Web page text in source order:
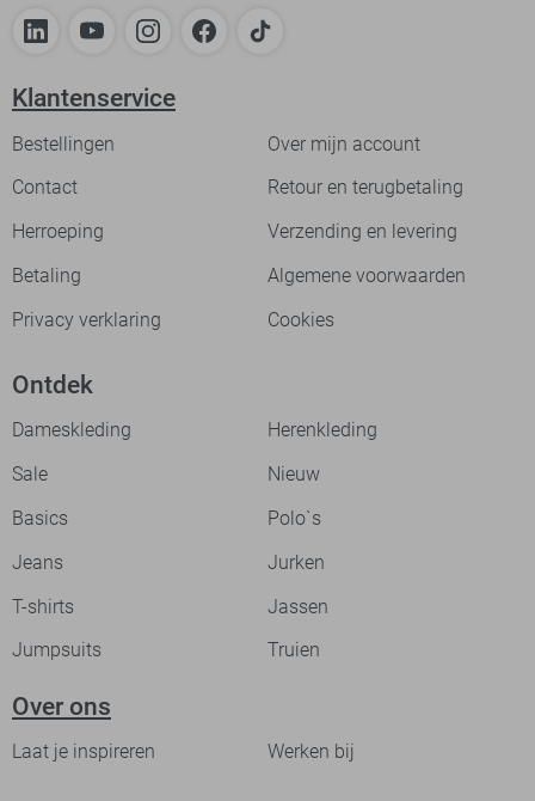
Klantenservice
Bestellingen
Over mijn account
Contact
Retour en terugbetaling
Herroeping
Verzending en levering
Betaling
Algemene voorwaarden
Privacy verklaring
Cookies
Ontdek
Dameskleding
Herenkleding
Sale
Nieuw
Basics
Polo`s
Jeans
Jurken
T-shirts
Jassen
Jumpsuits
Truien
Over ons
Laat je inspireren Werken bij